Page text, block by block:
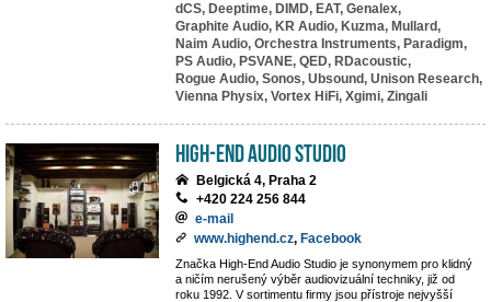
dCS, Deeptime, DIMD, EAT, Genalex,
Graphite Audio, KR Audio, Kuzma, Mullard,
Naim Audio, Orchestra Instruments, Paradigm,
PS Audio, PSVANE, QED, RDacoustic,
Rogue Audio, Sonos, Ubsound, Unison Research,
Vienna Physix, Vortex HiFi, Xgimi, Zingali
High-End Audio Studio
Belgická 4, Praha 2
+420 224 256 844
e-mail
www.highend.cz, Facebook
Značka High-End Audio Studio je synonymem pro klidný
a ničím nerušený výběr audiovizuální techniky, již od
roku 1992. V sortimentu firmy jsou přístroje nejvyšší